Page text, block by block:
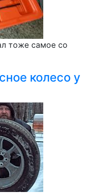
тоже самое со
колесо у